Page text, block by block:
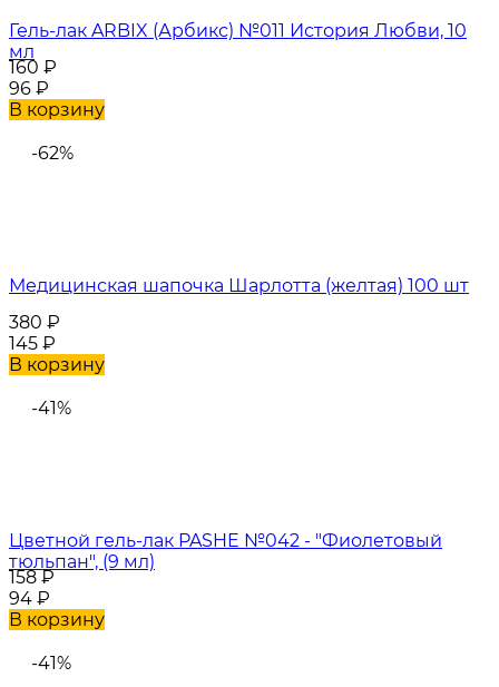
Гель-лак ARBIX (Арбикс) №011 История Любви, 10
мл
160 ₽
96 ₽
В корзину
-62%
Медицинская шапочка Шарлотта (желтая) 100 шт
380 ₽
145 ₽
В корзину
-41%
Цветной гель-лак PASHE №042 - "Фиолетовый
тюльпан", (9 мл)
158₽
94 ₽
В корзину
-41%